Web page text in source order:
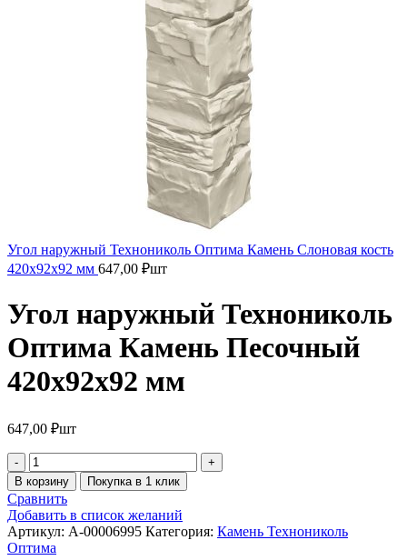
Угол наружный Технониколь Оптима Камень Слоновая кость
420х92х92 мм 647,00 ₽шт
Угол наружный Технониколь
Оптима Камень Песочный
420х92х92 мм
647,00 ₽шт
В корзину Покупка в 1 клик
Сравнить
Добавить в список желаний
Артикул: A-00006995 Категория: Камень Технониколь
Оптима